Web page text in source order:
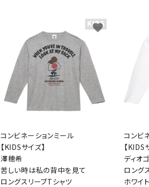
コンビネーションミール
【KIDSサイズ】
澤穂希
苦しい時は私の背中を見て
ロングスリーブTシャツ
favorite
コンビ
【KIDS
ディオ
ロング
ホワイト